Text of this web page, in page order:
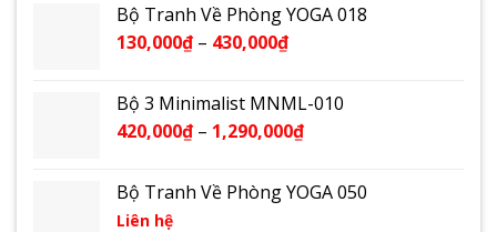
Bộ Tranh Về Phòng YOGA 018
130,000₫ – 430,000₫
Bộ 3 Minimalist MNML-010
420,000₫ – 1,290,000₫
Bộ Tranh Về Phòng YOGA 050
Liên hệ